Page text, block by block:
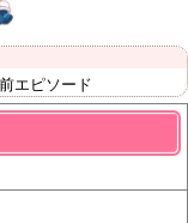
エピソード